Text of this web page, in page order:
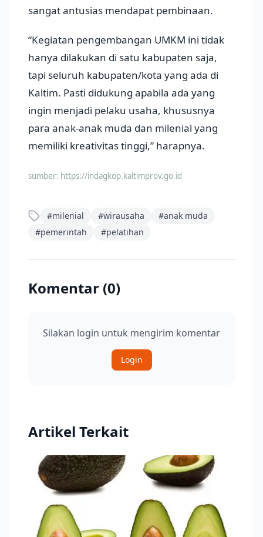
sangat antusias mendapat pembinaan.
“Kegiatan pengembangan UMKM ini tidak
hanya dilakukan di satu kabupaten saja,
tapi seluruh kabupaten/kota yang ada di
Kaltim. Pasti didukung apabila ada yang
ingin menjadi pelaku usaha, khususnya
para anak-anak muda dan milenial yang
memiliki kreativitas tinggi,” harapnya.
sumber: https://indagkop.kaltimprov.go.id
#milenial #wirausaha #anak muda
#pemerintah #pelatihan
Komentar (0)
Silakan login untuk mengirim komentar
Login
Artikel Terkait